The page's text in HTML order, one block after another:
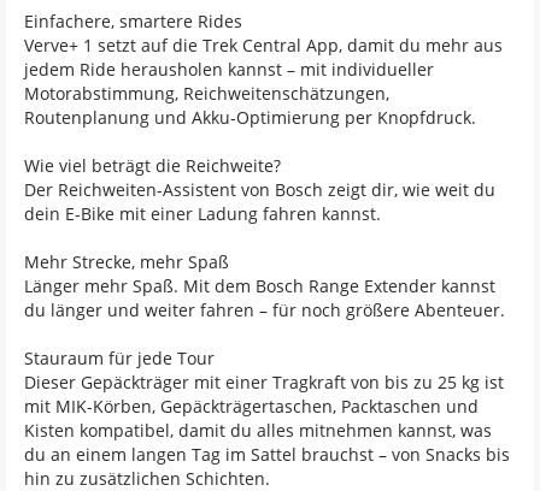
Einfachere, smartere Rides
Verve+ 1 setzt auf die Trek Central App, damit du mehr aus
jedem Ride herausholen kannst – mit individueller
Motorabstimmung, Reichweitenschätzungen,
Routenplanung und Akku-Optimierung per Knopfdruck.
Wie viel beträgt die Reichweite?
Der Reichweiten-Assistent von Bosch zeigt dir, wie weit du
dein E-Bike mit einer Ladung fahren kannst.
Mehr Strecke, mehr Spaß
Länger mehr Spaß. Mit dem Bosch Range Extender kannst
du länger und weiter fahren – für noch größere Abenteuer.
Stauraum für jede Tour
Dieser Gepäckträger mit einer Tragkraft von bis zu 25 kg ist
mit MIK-Körben, Gepäckträgertaschen, Packtaschen und
Kisten kompatibel, damit du alles mitnehmen kannst, was
du an einem langen Tag im Sattel brauchst – von Snacks bis
hin zu zusätzlichen Schichten.